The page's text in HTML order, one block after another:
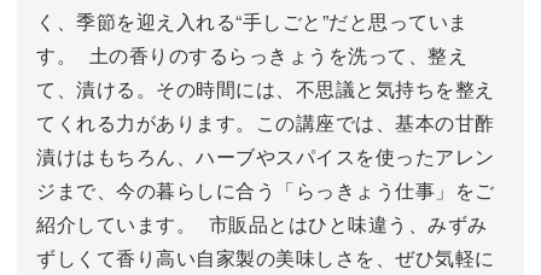
く、季節を迎え入れる“手しごと”だと思っていま
す。 土の香りのするらっきょうを洗って、整え
て、漬ける。その時間には、不思議と気持ちを整え
てくれる力があります。この講座では、基本の甘酢
漬けはもちろん、ハーブやスパイスを使ったアレン
ジまで、今の暮らしに合う「らっきょう仕事」をご
紹介しています。 市販品とはひと味違う、みずみ
ずしくて香り高い自家製の美味しさを、ぜひ気軽に